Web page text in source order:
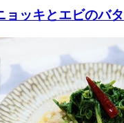
ョッキとエビのバ